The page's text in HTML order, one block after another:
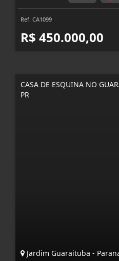
Ref. CA1099
R$ 450.000,00
CASA DE ESQUINA NO
PR
Jardim Guaraituba -